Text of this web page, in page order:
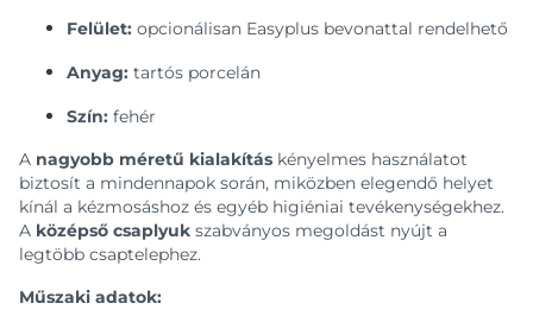
Felület: opcionálisan Easyplus bevonattal rendelhető
Anyag: tartós porcelán
Szín: fehér
A nagyobb méretű kialakítás kényelmes használatot
biztosít a mindennapok során, miközben elegendő helyet
kínál a kézmosáshoz és egyéb higiéniai tevékenységekhez.
A középső csaplyuk szabványos megoldást nyújt a
legtöbb csaptelephez.
Műszaki adatok: